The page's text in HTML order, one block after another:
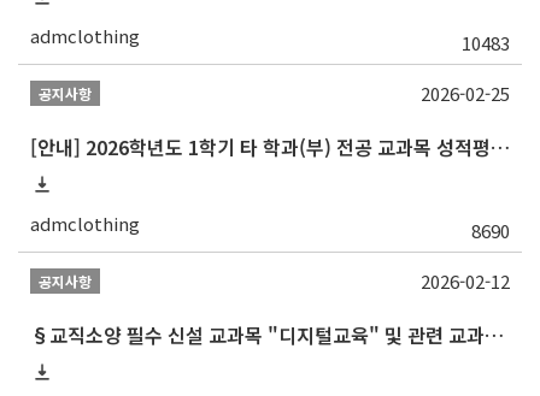
admclothing 10483
공지사항
[안내] 2026학년도 1학기 타 학과(부) 전공 교과목 성적평가방법 선택제 신청 안내
admclothing 8690
2026-02-25
공지사항
§교직소양 필수 신설 교과목 "디지털교육" 및 관련 교과목 권장 이수 순서 안내§
2026-02-12